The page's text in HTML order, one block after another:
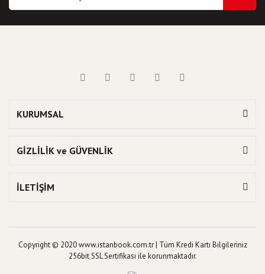
KURUMSAL
GİZLİLİK ve GÜVENLİK
İLETİŞİM
Copyright © 2020 www.istanbook.com.tr | Tüm Kredi Kartı Bilgileriniz
256bit SSL Sertifikası ile korunmaktadır.